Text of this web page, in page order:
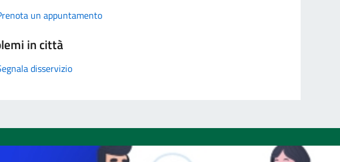
un appuntamento
in città
disservizio